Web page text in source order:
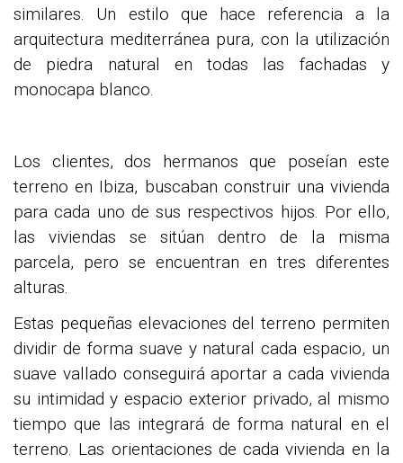
similares. Un estilo que hace referencia a la
arquitectura mediterránea pura, con la utilización
de piedra natural en todas las fachadas y
monocapa blanco.
Los clientes, dos hermanos que poseían este
terreno en Ibiza, buscaban construir una vivienda
para cada uno de sus respectivos hijos. Por ello,
las viviendas se sitúan dentro de la misma
parcela, pero se encuentran en tres diferentes
alturas.
Estas pequeñas elevaciones del terreno permiten
dividir de forma suave y natural cada espacio, un
suave vallado conseguirá aportar a cada vivienda
su intimidad y espacio exterior privado, al mismo
tiempo que las integrará de forma natural en el
terreno. Las orientaciones de cada vivienda en la